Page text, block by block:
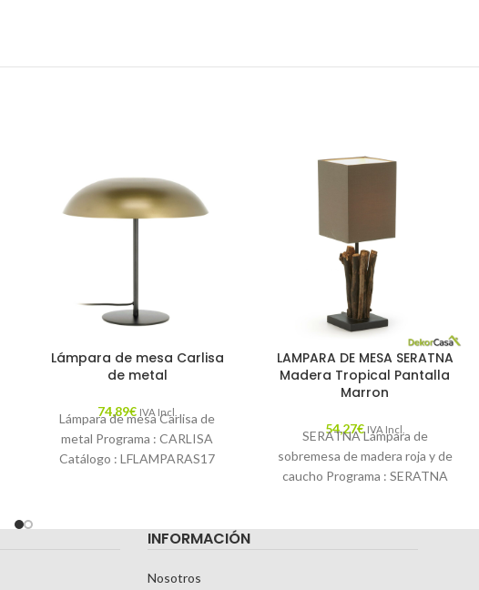
Lámpara de mesa Carlisa
de metal
74,89€ IVA Incl.
Lámpara de mesa Carlisa de
metal Programa : CARLISA
Catálogo : LFLAMPARAS17
LAMPARA DE MESA SERATNA
Madera Tropical Pantalla
Marron
54,27€ IVA Incl.
SERATNA Lámpara de
sobremesa de madera roja y de
caucho Programa : SERATNA
INFORMACIÓN
Nosotros